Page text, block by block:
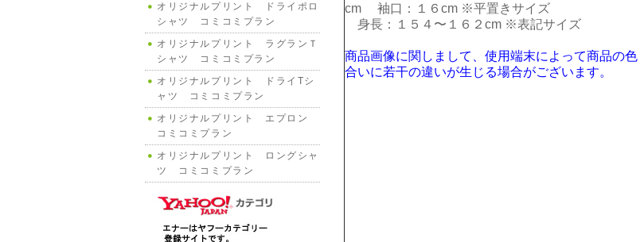
cm 袖口：１６cm ※平置きサイズ
身長：１５４〜１６２cm ※表記サイズ
商品画像に関しまして、使用端末によって商品の色
合いに若干の違いが生じる場合がございます。
オリジナルプリント ドライポロ
シャツ コミコミプラン
オリジナルプリント ラグランＴ
シャツ コミコミプラン
オリジナルプリント ドライTシ
ャツ コミコミプラン
オリジナルプリント エプロン
コミコミプラン
オリジナルプリント ロングシャ
ツ コミコミプラン